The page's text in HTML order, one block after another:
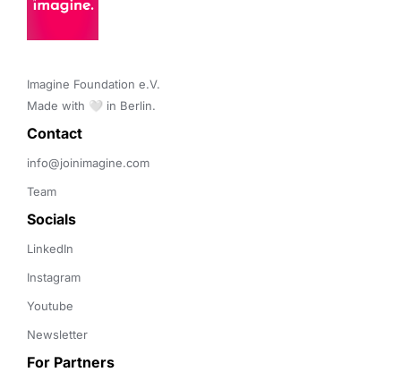
Imagine Foundation e.V.
Made with 🤍 in Berlin.
Contact
info@joinimagine.com
Team
Socials
LinkedIn
Instagram
Youtube
Newsletter
For Partners